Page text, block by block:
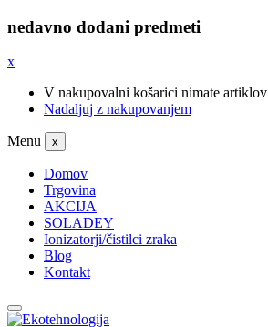
nedavno dodani predmeti
x
V nakupovalni košarici nimate artiklov
Nadaljuj z nakupovanjem
Menu x
Domov
Trgovina
AKCIJA
SOLADEY
Ionizatorji/čistilci zraka
Blog
Kontakt